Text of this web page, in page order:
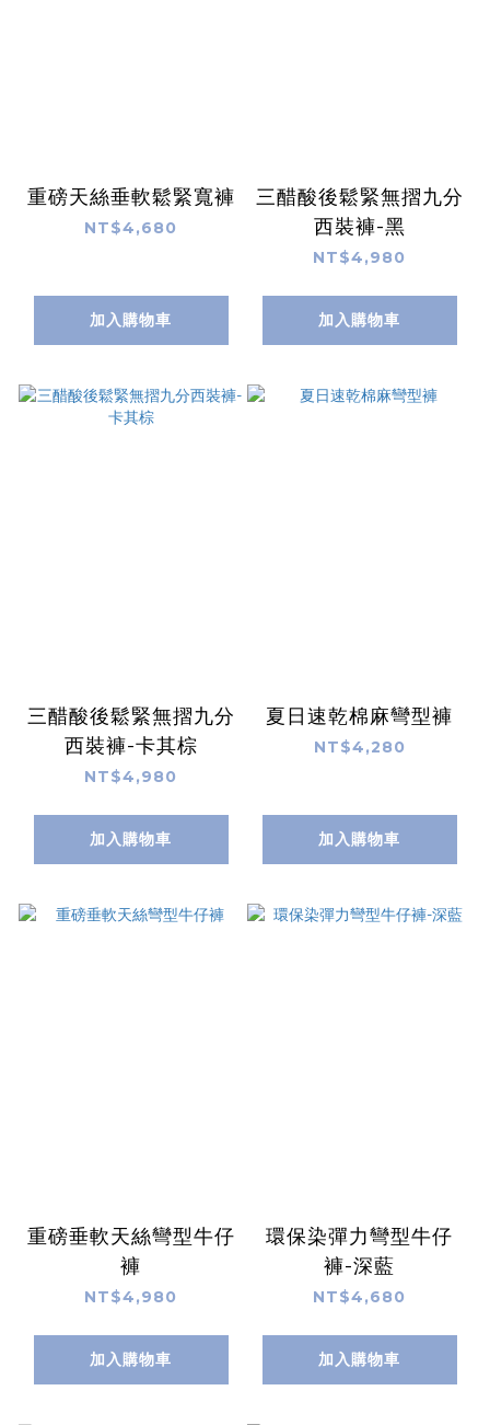
重磅天絲垂軟鬆緊寬褲
NT$4,680
加入購物車
三醋酸後鬆緊無摺九分
西裝褲-黑
NT$4,980
加入購物車
三醋酸後鬆緊無摺九分
西裝褲-卡其棕
NT$4,980
加入購物車
夏日速乾棉麻彎型褲
NT$4,280
加入購物車
重磅垂軟天絲彎型牛仔
褲
NT$4,980
加入購物車
環保染彈力彎型牛仔
褲-深藍
NT$4,680
加入購物車